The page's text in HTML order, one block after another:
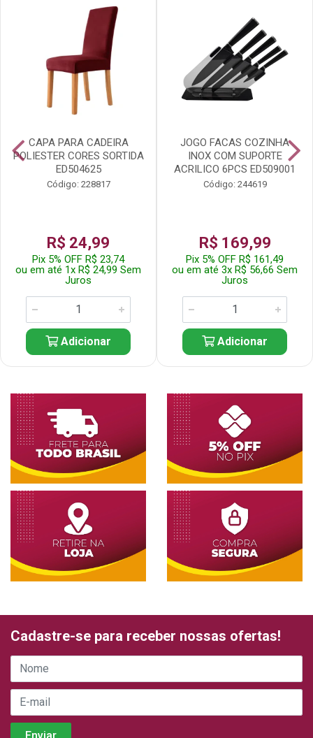
CAPA PARA CADEIRA
POLIESTER CORES SORTIDA
ED504625
Código: 228817
R$ 24,99
Pix 5% OFF R$ 23,74
ou em até 1x R$ 24,99 Sem
Juros
Adicionar
JOGO FACAS COZINHA
INOX COM SUPORTE
ACRILICO 6PCS ED509001
Código: 244619
R$ 169,99
Pix 5% OFF R$ 161,49
ou em até 3x R$ 56,66 Sem
Juros
Adicionar
Cadastre-se para receber nossas ofertas!